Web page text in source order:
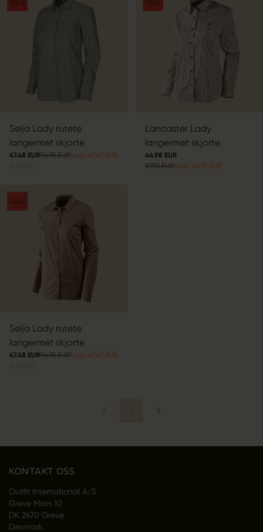
SALE
Selja Lady rutete
langermet skjorte
47.48 EUR94.95 EURSpar 47.47 EUR
SALE
Lancaster Lady
langermet skjorte
44.98 EUR
89.95 EURSpar 44.97 EUR
SALE
Selja Lady rutete
langermet skjorte
47.48 EUR94.95 EURSpar 47.47 EUR
KONTAKT OSS
Outfit International A/S
Greve Main 10
DK 2670 Greve
Denmark